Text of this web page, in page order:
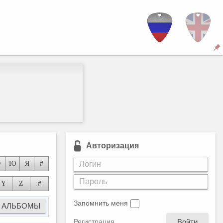
Ю Я #
Y Z #
Авторизация
Запомнить меня